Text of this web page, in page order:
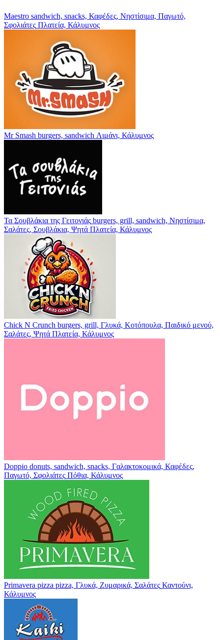
Maestro sandwich, snacks, Καφέδες, Νηστίσιμα, Παγωτό,
Σφολιάτες Πλατεία, Κάλυμνος
Mr Smash burgers, sandwich Λιμάνι, Κάλυμνος
Τα Σουβλάκια της Γειτονιάς burgers, grill, sandwich, Νηστίσιμα,
Σαλάτες, Σουβλάκια, Ψητά Πλατεία, Κάλυμνος
Chick N Crunch burgers, grill, Γλυκά, Κοτόπουλα, Παιδικό μενού,
Σαλάτες, Ψητά Πλατεία, Κάλυμνος
Doppio donuts, sandwich, snacks, Γαλακτοκομικά, Καφέδες,
Παγωτό, Σφολιάτες Πόθια, Κάλυμνος
Primavera pizza pizza, Γλυκά, Ζυμαρικά, Σαλάτες Καντούνι,
Κάλυμνος